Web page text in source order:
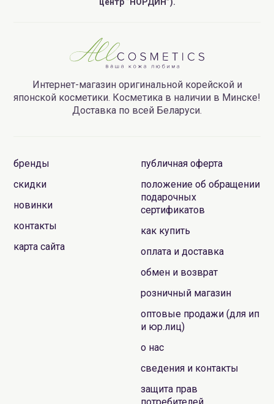
Интернет-магазин оригинальной корейской и
японской косметики. Косметика в наличии в Минске!
Доставка по всей Беларуси.
бренды
скидки
новинки
контакты
карта сайта
публичная оферта
положение об обращении
подарочных
сертификатов
как купить
оплата и доставка
обмен и возврат
розничный магазин
оптовые продажи (для ип
и юр.лиц)
о нас
сведения и контакты
защита прав